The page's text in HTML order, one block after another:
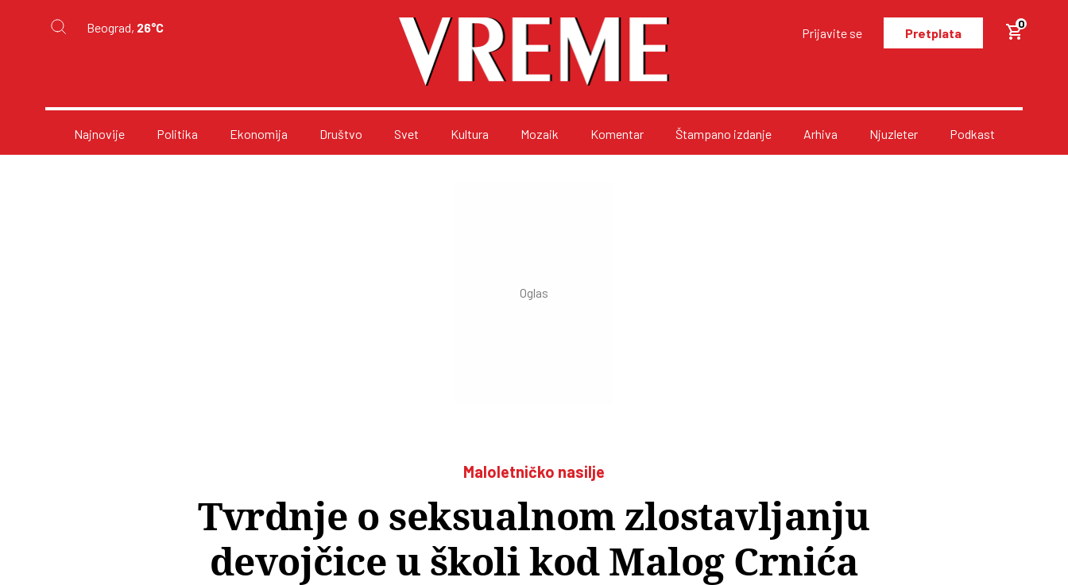
Beograd, 26°C Prijavite se Pretplata
0
Najnovije Politika Ekonomija Društvo Svet Kultura Mozaik Komentar Štampano izdanje Arhiva Njuzleter Podkast
Maloletničko nasilje
Tvrdnje o seksualnom zlostavljanju
devojčice u školi kod Malog Crnića